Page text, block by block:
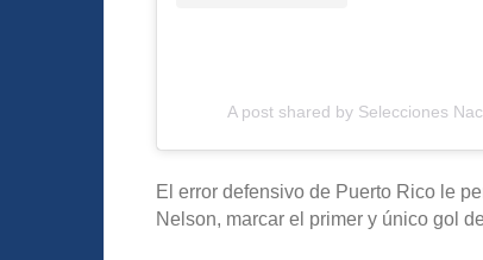
A post shared by Selecciones
El error defensivo de Puerto Rico le
Nelson, marcar el primer y único gol